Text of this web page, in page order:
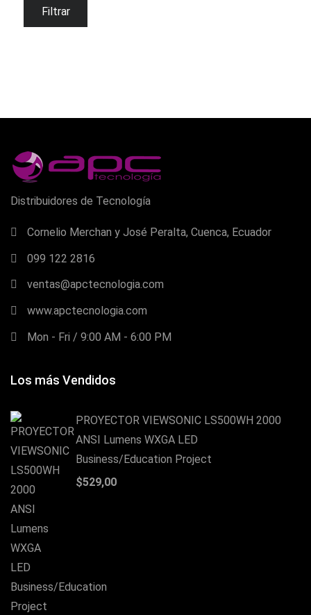
máximoFiltrar
Distribuidores de Tecnología
Cornelio Merchan y José Peralta, Cuenca, Ecuador
099 122 2816
ventas@apctecnologia.com
www.apctecnologia.com
Mon - Fri / 9:00 AM - 6:00 PM
Los más Vendidos
PROYECTOR VIEWSONIC LS500WH 2000
ANSI Lumens WXGA LED
Business/Education Project
$529,00